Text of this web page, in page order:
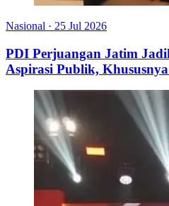
Nasional · 25 Jul 2026
PDI Perjuangan Jatim
Aspirasi Publik,